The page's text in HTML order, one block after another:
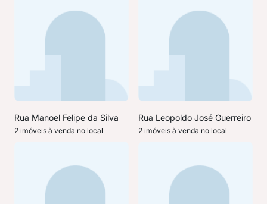
Rua Manoel Felipe da Silva
2 imóveis à venda no local
Rua Leopoldo José Guerreiro
2 imóveis à venda no local